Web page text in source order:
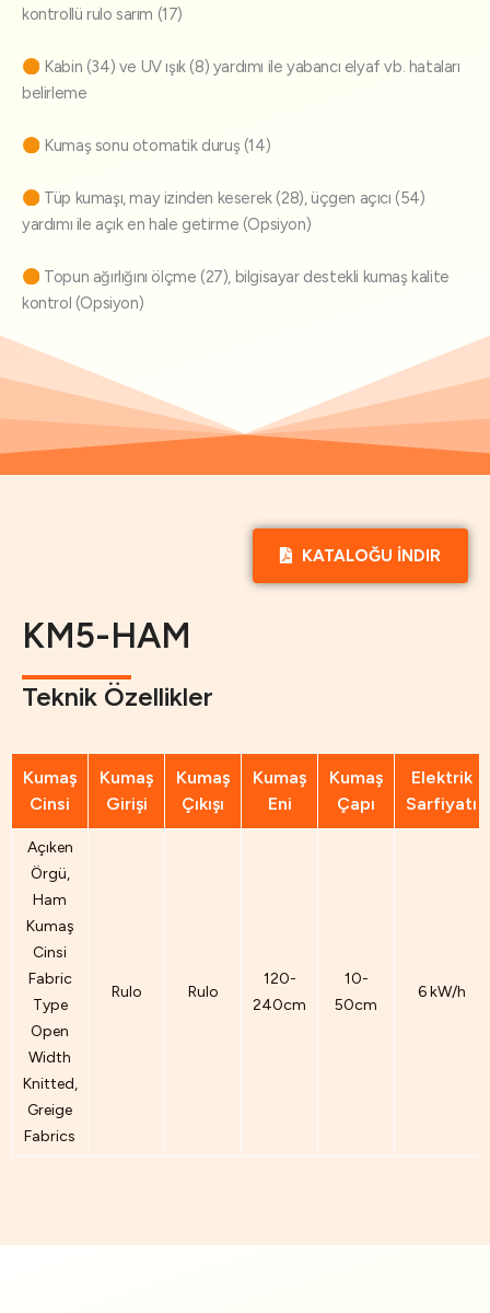
kontrollü rulo sarım (17)
Kabin (34) ve UV ışık (8) yardımı ile yabancı elyaf vb. hataları
belirleme
Kumaş sonu otomatik duruş (14)
Tüp kumaşı, may izinden keserek (28), üçgen açıcı (54)
yardımı ile açık en hale getirme (Opsiyon)
Topun ağırlığını ölçme (27), bilgisayar destekli kumaş kalite
kontrol (Opsiyon)
KATALOĞU İNDIR
KM5-HAM
Teknik Özellikler
Kumaş
Cinsi
Kumaş
Girişi
Kumaş
Çıkışı
Kumaş
Eni
Kumaş
Çapı
Elektrik
Sarfiyatı
Açıken
Örgü,
Ham
Kumaş
Cinsi
Fabric
Type
Open
Width
Knitted,
Greige
Fabrics
Rulo Rulo
120-
240cm
10-
50cm
6 kW/h